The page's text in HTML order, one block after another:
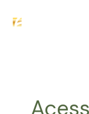
para